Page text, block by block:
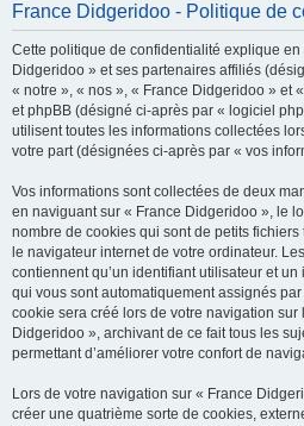
France Didgeridoo - Politique de
Cette politique de confidentialité explique
Didgeridoo » et ses partenaires affiliés
« notre », « nos », « France Didgeridoo » et
et phpBB (désigné ci-après par « logiciel
utilisent toutes les informations collectées
votre part (désignées ci-après par « vos
Vos informations sont collectées de deux
en naviguant sur « France Didgeridoo », le
nombre de cookies qui sont de petits
le navigateur internet de votre ordinateur.
contiennent qu’un identifiant utilisateur et
qui vous sont automatiquement assignés
cookie sera créé lors de votre navigation sur
Didgeridoo », archivant de ce fait tous les
permettant d’améliorer votre confort de
Lors de votre navigation sur « France
créer une quatrième sorte de cookies,